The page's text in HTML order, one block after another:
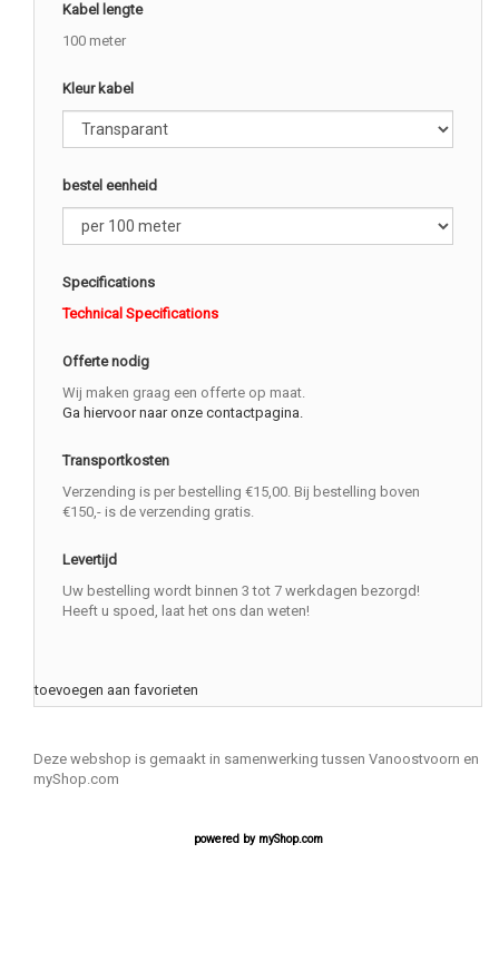
Kabel lengte
100 meter
Kleur kabel
bestel eenheid
Specifications
Technical Specifications
Offerte nodig
Wij maken graag een offerte op maat.
Ga hiervoor naar onze contactpagina.
Transportkosten
Verzending is per bestelling €15,00. Bij bestelling boven
€150,- is de verzending gratis.
Levertijd
Uw bestelling wordt binnen 3 tot 7 werkdagen bezorgd!
Heeft u spoed, laat het ons dan weten!
toevoegen aan favorieten
Deze webshop is gemaakt in samenwerking tussen Vanoostvoorn en
myShop.com
powered by myShop.com